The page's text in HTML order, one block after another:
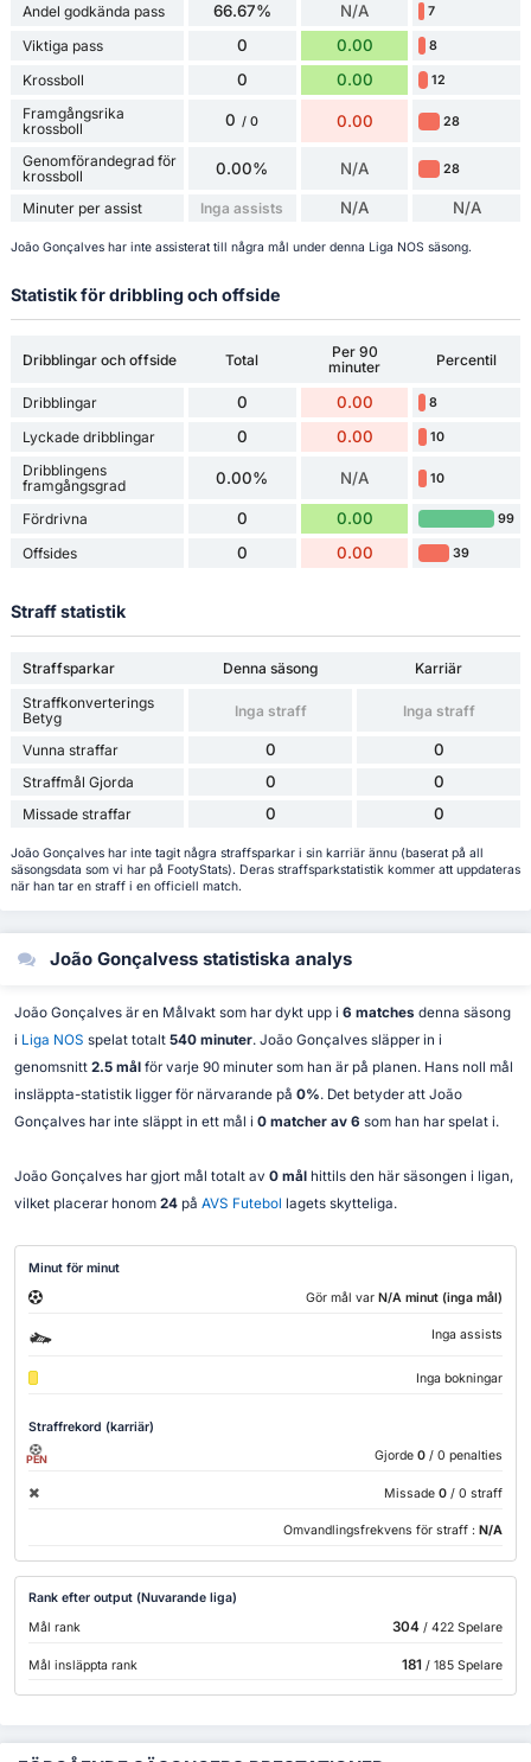
Andel godkända pass 66.67% N/A 7
Viktiga pass 0 0.00 8
Krossboll 0 0.00 12
Framgångsrika
krossboll
0 / 0 0.00 28
Genomförandegrad för
krossboll
0.00% N/A 28
Minuter per assist Inga assists N/A N/A
João Gonçalves har inte assisterat till några mål under denna Liga NOS säsong.
Statistik för dribbling och offside
Dribblingar och offside Total
Per 90
minuter
Percentil
Dribblingar 0 0.00 8
Lyckade dribblingar 0 0.00 10
Dribblingens
framgångsgrad
0.00% N/A 10
Fördrivna 0 0.00 99
Offsides 0 0.00 39
Straff statistik
Straffsparkar Denna säsong
Karriär
Straffkonverterings
Betyg
Inga straff Inga straff
Vunna straffar 0 0
Straffmål Gjorda 0 0
Missade straffar 0 0
João Gonçalves har inte tagit några straffsparkar i sin karriär ännu (baserat på all
säsongsdata som vi har på FootyStats). Deras straffsparkstatistik kommer att uppdateras
när han tar en straff i en officiell match.
João Gonçalvess statistiska analys
João Gonçalves är en Målvakt som har dykt upp i 6 matches denna säsong
i Liga NOS spelat totalt 540 minuter. João Gonçalves släpper in i
genomsnitt 2.5 mål för varje 90 minuter som han är på planen. Hans noll mål
insläppta-statistik ligger för närvarande på 0%. Det betyder att João
Gonçalves har inte släppt in ett mål i 0 matcher av 6 som han har spelat i.
João Gonçalves har gjort mål totalt av 0 mål hittils den här säsongen i ligan,
vilket placerar honom 24på AVS Futebol lagets skytteliga.
Minut för minut
Gör mål var N/A minut (inga mål)
Inga assists
Inga bokningar
Straffrekord (karriär)
PEN Gjorde 0 / 0 penalties
Missade 0 / 0 straff
Omvandlingsfrekvens för straff : N/A
Rank efter output (Nuvarande liga)
Mål rank
304/ 422 Spelare
Mål insläppta rank 181 / 185 Spelare